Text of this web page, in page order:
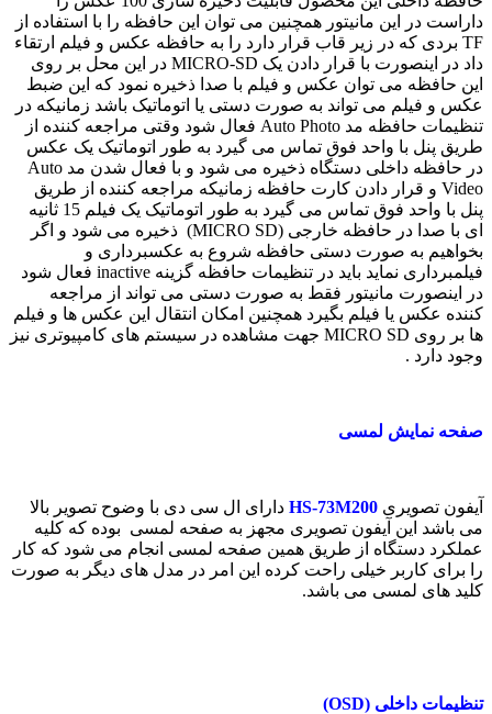
داراست در این مانیتور همچنین می توان این حافظه را با استفاده از
TF بردی که در زیر قاب قرار دارد را به حافظه عکس و فیلم ارتقاء
داد در اینصورت با قرار دادن یک MICRO-SD در این محل بر روی
این حافظه می توان عکس و فیلم با صدا ذخیره نمود که این ضبط
عکس و فیلم می تواند به صورت دستی یا اتوماتیک باشد زمانیکه در
تنظیمات حافظه مد Auto Photo فعال شود وقتی مراجعه کننده از
طریق پنل با واحد فوق تماس می گیرد به طور اتوماتیک یک عکس
در حافظه داخلی دستگاه ذخیره می شود و با فعال شدن مد Auto
Video و قرار دادن کارت حافظه زمانیکه مراجعه کننده از طریق
پنل با واحد فوق تماس می گیرد به طور اتوماتیک یک فیلم 15 ثانیه
ای با صدا در حافظه خارجی (MICRO SD) ذخیره می شود و اگر
بخواهیم به صورت دستی حافظه شروع به عکسبرداری و
فیلمبرداری نماید باید در تنظیمات حافظه گزینه inactive فعال شود
در اینصورت مانیتور فقط به صورت دستی می تواند از مراجعه
کننده عکس یا فیلم بگیرد همچنین امکان انتقال این عکس ها و فیلم
ها بر روی MICRO SD جهت مشاهده در سیستم های کامپیوتری نیز
وجود دارد .
صفحه نمایش لمسی
آیفون تصویری HS-73M200 دارای ال سی دی با وضوح تصویر بالا
می باشد این آیفون تصویری مجهز به صفحه لمسی بوده که کلیه
عملکرد دستگاه از طریق همین صفحه لمسی انجام می شود که کار
را برای کاربر خیلی راحت کرده این امر در مدل های دیگر به صورت
کلید های لمسی می باشد.
تنظیمات داخلی (OSD)